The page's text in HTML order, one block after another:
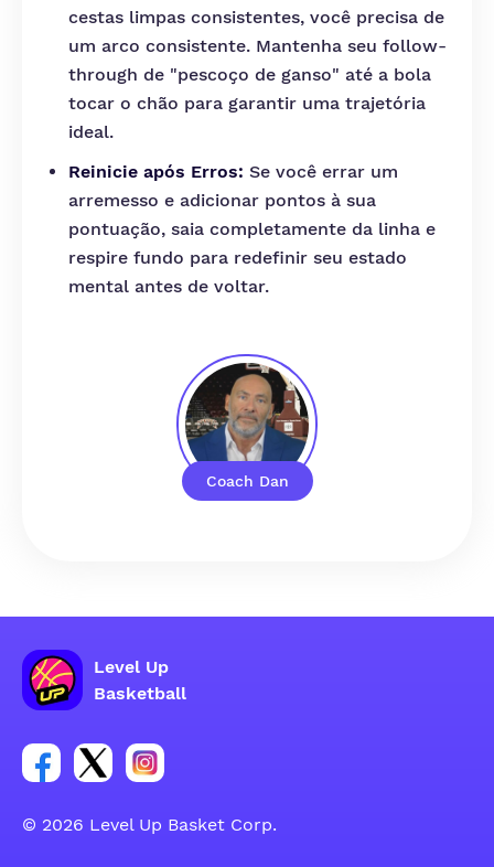
Coach Dan
cestas limpas consistentes, você precisa de
um arco consistente. Mantenha seu follow-
through de "pescoço de ganso" até a bola
tocar o chão para garantir uma trajetória
ideal.
Reinicie após Erros: Se você errar um
arremesso e adicionar pontos à sua
pontuação, saia completamente da linha e
respire fundo para redefinir seu estado
mental antes de voltar.
Level Up
Basketball
Link para o grupo social da conta do Facebook
Link para o grupo social da conta do tweeter
Link para o grupo social da conta do
© 2026 Level Up Basket Corp.